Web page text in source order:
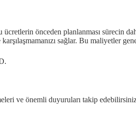
önceden planlanması sürecin
sağlar. Bu maliyetler
ve önemli duyuruları takip